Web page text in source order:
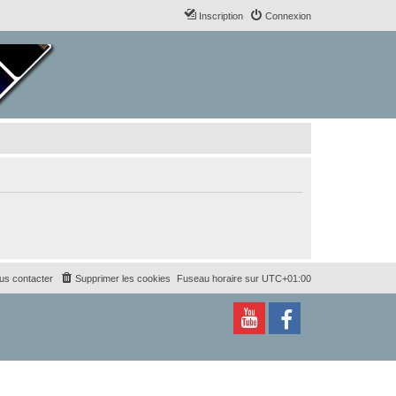
Connexion
Inscription
Fuseau horaire sur UTC+01:00
Supprimer les cookies
contacter